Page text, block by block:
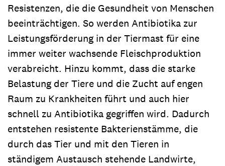
Resistenzen, die die Gesundheit von Menschen
beeinträchtigen. So werden Antibiotika zur
Leistungsförderung in der Tiermast für eine
immer weiter wachsende Fleischproduktion
verabreicht. Hinzu kommt, dass die starke
Belastung der Tiere und die Zucht auf engen
Raum zu Krankheiten führt und auch hier
schnell zu Antibiotika gegriffen wird. Dadurch
entstehen resistente Bakterienstämme, die
durch das Tier und mit den Tieren in
ständigem Austausch stehende Landwirte,